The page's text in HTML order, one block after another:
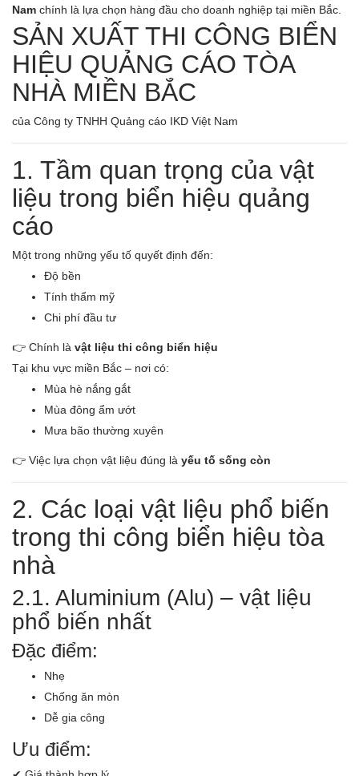
Nam chính là lựa chọn hàng đầu cho doanh nghiệp tại miền Bắc.
SẢN XUẤT THI CÔNG BIỂN
HIỆU QUẢNG CÁO TÒA
NHÀ MIỀN BẮC
của Công ty TNHH Quảng cáo IKD Việt Nam
1. Tầm quan trọng của vật
liệu trong biển hiệu quảng
cáo
Một trong những yếu tố quyết định đến:
Độ bền
Tính thẩm mỹ
Chi phí đầu tư
👉 Chính là vật liệu thi công biển hiệu
Tại khu vực miền Bắc – nơi có:
Mùa hè nắng gắt
Mùa đông ẩm ướt
Mưa bão thường xuyên
👉 Việc lựa chọn vật liệu đúng là yếu tố sống còn
2. Các loại vật liệu phổ biến
trong thi công biển hiệu tòa
nhà
2.1. Aluminium (Alu) – vật liệu
phổ biến nhất
Đặc điểm:
Nhẹ
Chống ăn mòn
Dễ gia công
Ưu điểm: